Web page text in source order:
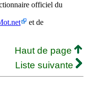
officiel du
et de
Haut de page
Liste suivante